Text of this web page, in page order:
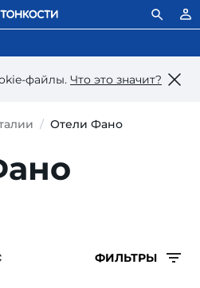
файлы. Что это значит?
Отели Фано
ФИЛЬТРЫ